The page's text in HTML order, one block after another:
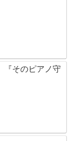
『そのピアノ守